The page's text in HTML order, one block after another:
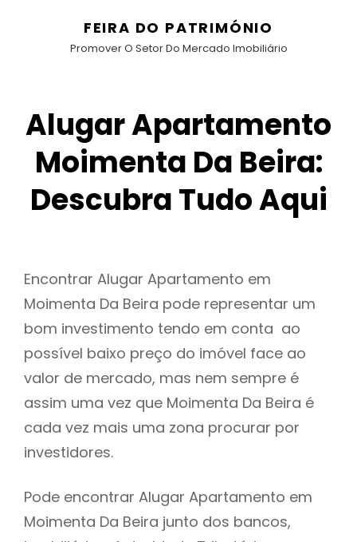
FEIRA DO PATRIMÓNIO
Promover O Setor Do Mercado Imobiliário
Alugar Apartamento
Moimenta Da Beira:
Descubra Tudo Aqui
Encontrar Alugar Apartamento em
Moimenta Da Beira pode representar um
bom investimento tendo em conta ao
possível baixo preço do imóvel face ao
valor de mercado, mas nem sempre é
assim uma vez que Moimenta Da Beira é
cada vez mais uma zona procurar por
investidores.
Pode encontrar Alugar Apartamento em
Moimenta Da Beira junto dos bancos,